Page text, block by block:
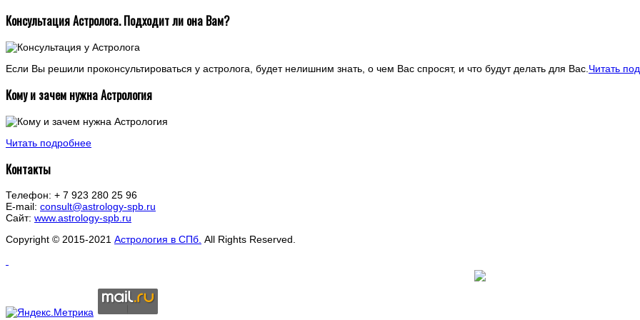
Консультация Астролога. Подходит ли она Вам?
Если Вы решили проконсультироваться у астролога, будет нелишним знать, о чем Вас спросят, и что будут делать для Вас. Читать
Кому и зачем нужна Астрология
Читать подробнее
Контакты
Телефон: + 7 923 280 25 96
E-mail: consult@astrology-spb.ru
Сайт: www.astrology-spb.ru
Copyright © 2015-2021 Астрология в СПб. All Rights Reserved.